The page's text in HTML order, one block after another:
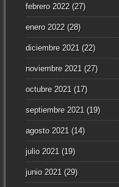
febrero 2022(27)
enero 2022(28)
diciembre 2021 (22)
noviembre 2021 (27)
octubre 2021 (17)
septiembre 2021 (19)
agosto 2021 (14)
julio 2021 (19)
junio 2021 (29)